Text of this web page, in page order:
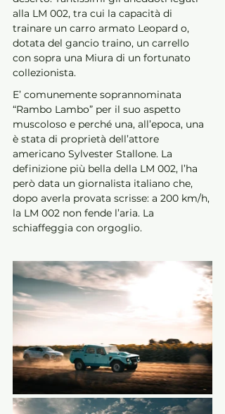
alla LM 002, tra cui la capacità di
trainare un carro armato Leopard o,
dotata del gancio traino, un carrello
con sopra una Miura di un fortunato
collezionista.
E’ comunemente soprannominata
“Rambo Lambo” per il suo aspetto
muscoloso e perché una, all’epoca, una
è stata di proprietà dell’attore
americano Sylvester Stallone. La
definizione più bella della LM 002, l’ha
però data un giornalista italiano che,
dopo averla provata scrisse: a 200 km/h,
la LM 002 non fende l’aria. La
schiaffeggia con orgoglio.